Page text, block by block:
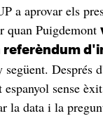
a aprovar els
quan Puigdemont
Després
espanyol sense
la data i la